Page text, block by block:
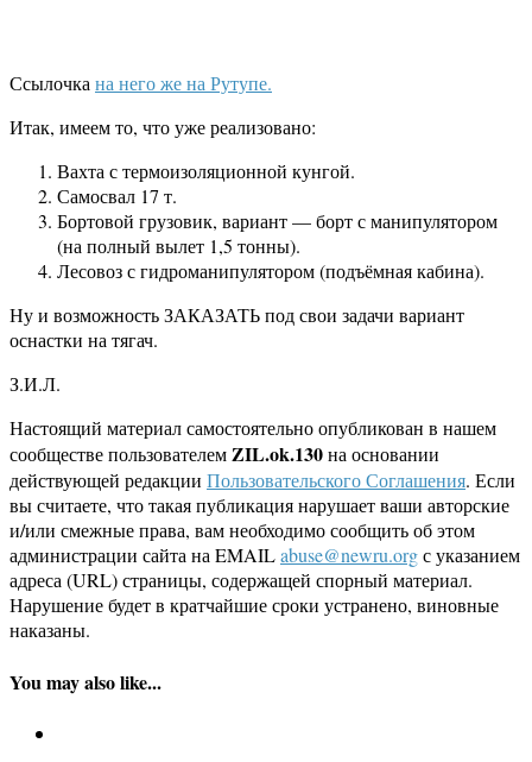
Ссылочкана него же на Рутупе.
Итак, имеем то, что уже реализовано:
Вахта с термоизоляционной кунгой.
Самосвал 17 т.
Бортовой грузовик, вариант — борт с манипулятором
(на полный вылет 1,5 тонны).
Лесовоз с гидроманипулятором (подъёмная кабина).
Ну и возможность ЗАКАЗАТЬ под свои задачи вариант
оснастки на тягач.
З.И.Л.
Настоящий материал самостоятельно опубликован в нашем
сообществе пользователемZIL.ok.130на основании
действующей редакции Пользовательского Соглашения. Если
вы считаете, что такая публикация нарушает ваши авторские
и/или смежные права, вам необходимо сообщить об этом
администрации сайта на EMAILabuse@newru.orgс указанием
адреса (URL) страницы, содержащей спорный материал.
Нарушение будет в кратчайшие сроки устранено, виновные
наказаны.
You may also like...